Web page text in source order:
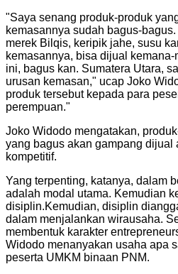
"Saya senang produk-produk
kemasannya sudah bagus-
merek Bilqis, keripik jahe, susu
kemasannya, bisa dijual
ini, bagus kan. Sumatera Utara,
urusan kemasan," ucap Joko
produk tersebut kepada para
perempuan."
Joko Widodo mengatakan,
yang bagus akan gampang dijual
kompetitif.
Yang terpenting, katanya, dalam
adalah modal utama. Kemudian
disiplin.Kemudian, disiplin
dalam menjalankan wirausaha.
membentuk karakter
Widodo menanyakan usaha apa
peserta UMKM binaan PNM.